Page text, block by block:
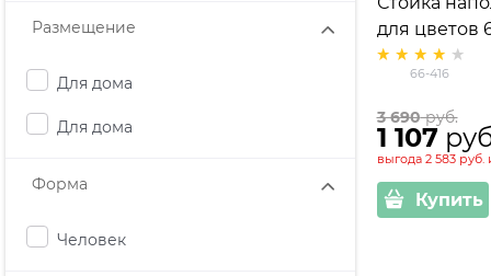
Размещение
Для дома
Для дома
Форма
Человек
для цветов
66-416
3 690 руб.
1 107
выгода 2 583 руб.
Купить